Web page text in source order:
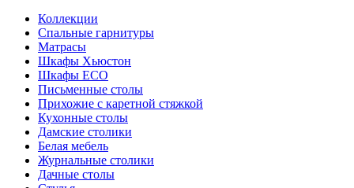
Коллекции
Спальные гарнитуры
Матрасы
Шкафы Хьюстон
Шкафы ECO
Письменные столы
Прихожие с каретной стяжкой
Кухонные столы
Дамские столики
Белая мебель
Журнальные столики
Дачные столы